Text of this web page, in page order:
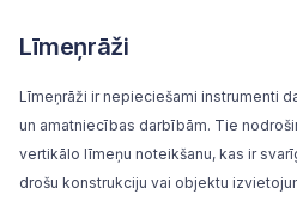
Līmeņrāži
Līmeņrāži ir nepieciešami instrumenti
un amatniecības darbībām. Tie
vertikālo līmeņu noteikšanu, kas ir
drošu konstrukciju vai objektu